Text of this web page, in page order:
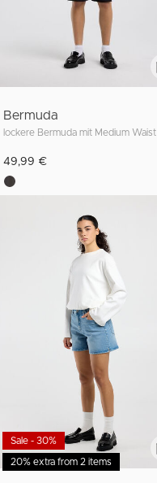
Bermuda
lockere Bermuda mit Medium Waist
49,99 €
20% extra from 2 items
Sale - 30%